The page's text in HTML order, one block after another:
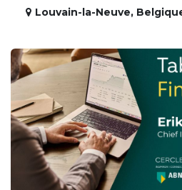
Louvain-la-Neuve,